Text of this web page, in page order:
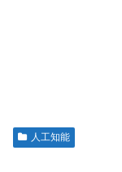
人工知能